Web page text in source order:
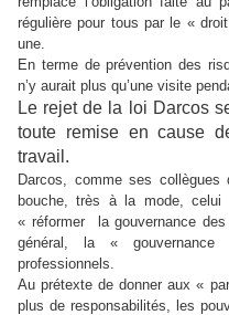
régulière pour tous par le «
une.
En terme de prévention des
n’y aurait plus qu’une visite
Le rejet de la loi Darcos
toute remise en cause
travail.
Darcos, comme ses collègues
bouche, très à la mode, celui
« réformer la gouvernance
général, la «
professionnels.
Au prétexte de donner aux «
plus de responsabilités, les